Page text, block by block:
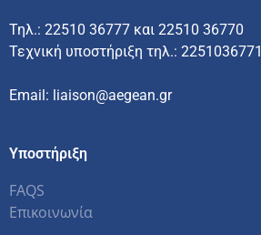
Τηλ.: 22510 36777 και 22510 36770
Τεχνική υποστήριξη τηλ.: 2251036771
Email: liaison@aegean.gr
Υποστήριξη
FAQS
Επικοινωνία